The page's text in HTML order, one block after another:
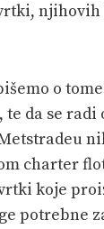
o
da se
charter
koje